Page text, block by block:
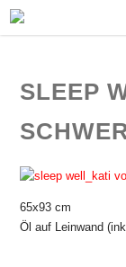
SLEEP
65x93 cm
Öl auf Leinwand